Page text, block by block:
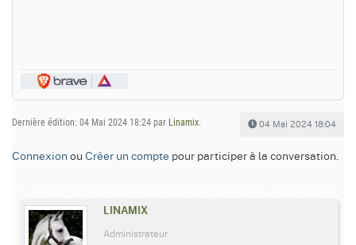
Dernière édition: 04 Mai 2024 18:24 par Linamix. 04 Mai 2024 18:04
Connexion ou Créer un compte pour participer à la conversation.
LINAMIX
Administrateur